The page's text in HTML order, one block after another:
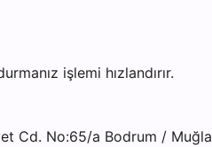
işlemi hızlandırır.
Cd. No:65/a Bodrum / Muğla